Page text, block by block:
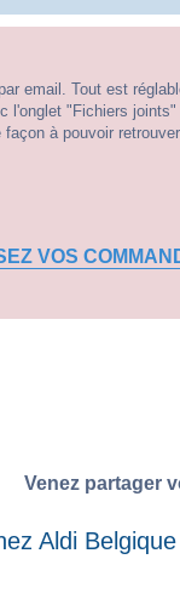
email. Tout est
"Fichiers
façon à pouvoir
VOS
Venez partager
Aldi Belgique